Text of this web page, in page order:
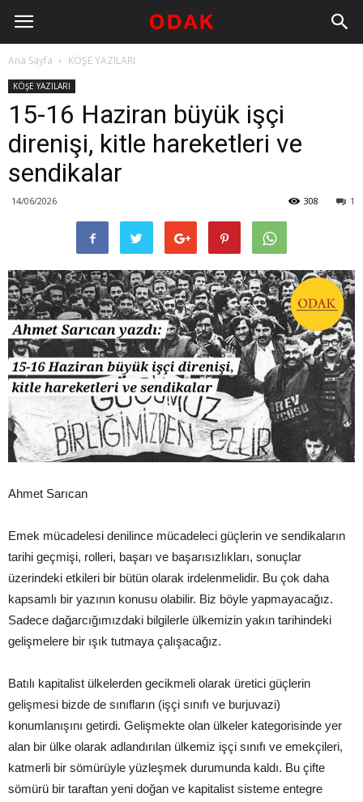
Ana Sayfa KÖŞE YAZILARI
KÖŞE YAZILARI
15-16 Haziran büyük işçi
direnişi, kitle hareketleri ve
sendikalar
14/06/2026 1
308
Ahmet Sarıcan
Emek mücadelesi denilince mücadeleci güçlerin ve sendikaların
tarihi geçmişi, rolleri, başarı ve başarısızlıkları, sonuçlar
üzerindeki etkileri bir bütün olarak irdelenmelidir. Bu çok daha
kapsamlı bir yazının konusu olabilir. Biz böyle yapmayacağız.
Sadece dağarcığımızdaki bilgilerle ülkemizin yakın tarihindeki
gelişmelere bir ışık tutmaya çalışacağız.
Batılı kapitalist ülkelerden gecikmeli olarak üretici güçlerin
gelişmesi bizde de sınıfların (işçi sınıfı ve burjuvazi)
konumlanışını getirdi. Gelişmekte olan ülkeler kategorisinde yer
alan bir ülke olarak adlandırılan ülkemiz işçi sınıfı ve emekçileri,
katmerli bir sömürüyle yüzleşmek durumunda kaldı. Bu çifte
sömürü bir taraftan yeni doğan ve kapitalist sisteme entegre